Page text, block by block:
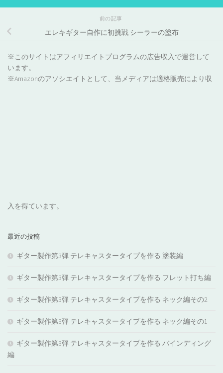
前の記事
エレキギター自作に初挑戦 シーラーの塗布
※このサイトはアフィリエイトプログラムの広告収入で運営して
います。
※Amazonのアソシエイトとして、当メディアは適格販売により収
入を得ています。
最近の投稿
ギター製作第3弾 テレキャスタータイプを作る 塗装編
ギター製作第3弾 テレキャスタータイプを作る フレット打ち編
ギター製作第3弾 テレキャスタータイプを作る ネック編その2
ギター製作第3弾 テレキャスタータイプを作る ネック編その1
ギター製作第3弾 テレキャスタータイプを作る バインディング
編